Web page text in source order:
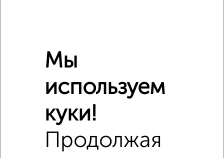
1-к квартира, вторичка, 30м², 5/5 этаж
Гагарина 17/1
Агентство, 05.08.2026
Мы
используем
куки!
Продолжая